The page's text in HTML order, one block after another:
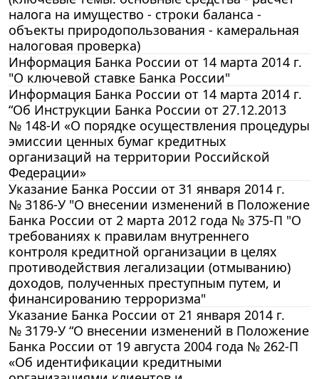
налога на имущество - строки баланса -
объекты природопользования - камеральная
налоговая проверка)
Информация Банка России от 14 марта 2014 г.
"О ключевой ставке Банка России"
Информация Банка России от 14 марта 2014 г.
“Об Инструкции Банка России от 27.12.2013
№ 148-И «О порядке осуществления процедуры
эмиссии ценных бумаг кредитных
организаций на территории Российской
Федерации»
Указание Банка России от 31 января 2014 г.
№ 3186-У "О внесении изменений в Положение
Банка России от 2 марта 2012 года № 375-П "О
требованиях к правилам внутреннего
контроля кредитной организации в целях
противодействия легализации (отмыванию)
доходов, полученных преступным путем, и
финансированию терроризма"
Указание Банка России от 21 января 2014 г.
№ 3179-У “О внесении изменений в Положение
Банка России от 19 августа 2004 года № 262-П
«Об идентификации кредитными